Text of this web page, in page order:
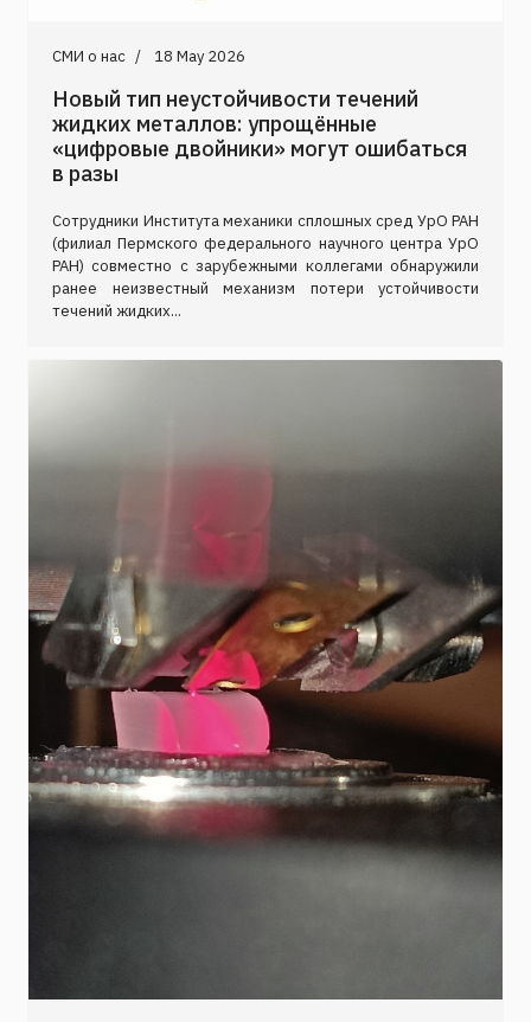
СМИ о нас 18 May 2026
Новый тип неустойчивости течений
жидких металлов: упрощённые
«цифровые двойники» могут ошибаться
в разы
Сотрудники Института механики сплошных сред УрО РАН
(филиал Пермского федерального научного центра УрО
РАН) совместно с зарубежными коллегами обнаружили
ранее неизвестный механизм потери устойчивости
течений жидких...